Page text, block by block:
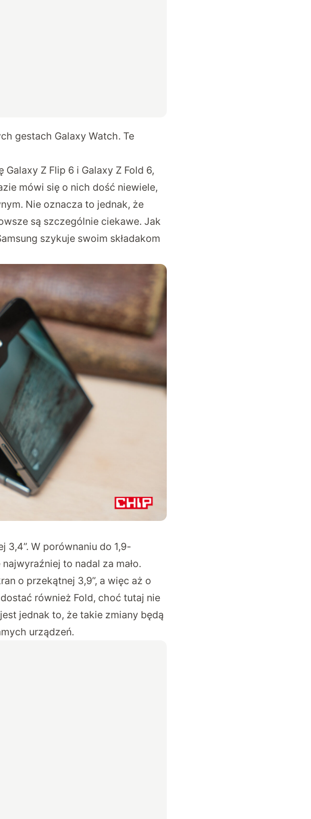
gestach Galaxy Watch. Te
Z Flip 6 i Galaxy Z Fold 6,
mówi się o nich dość niewiele,
Nie oznacza to jednak, że
są szczególnie ciekawe. Jak
szykuje swoim składakom
3,4”. W porównaniu do 1,9-
to nadal za mało.
o przekątnej 3,9”, a więc aż o
również Fold, choć tutaj nie
jednak to, że takie zmiany będą
urządzeń.